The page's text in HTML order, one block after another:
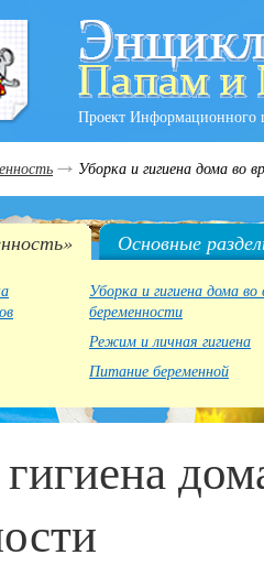
Проект Информационного
Уборка и гигиена дома во
Основные
Уборка и гигиена дома во
беременности
Режим и личная гигиена
Питание беременной